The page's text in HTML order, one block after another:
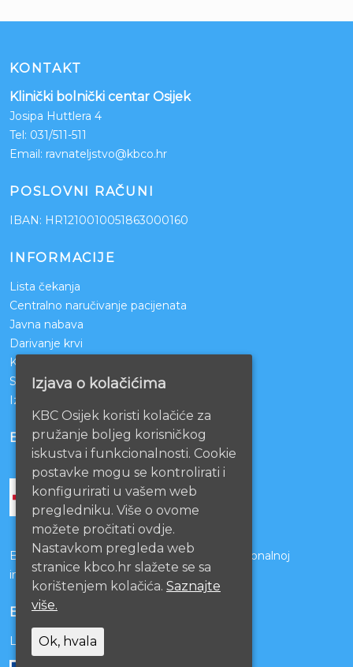
KONTAKT
Klinički bolnički centar Osijek
Josipa Huttlera 4
Tel: 031/511-511
Email: ravnateljstvo@kbco.hr
POSLOVNI RAČUNI
IBAN: HR1210010051863000160
INFORMACIJE
Lista čekanja
Centralno naručivanje pacijenata
Javna nabava
Darivanje krvi
KBCO Webmail
Sestrinstvo KBC Osijek
Izjava o pristupačnosti mrežnih stranica
BOLNICE PARTNERI
Bolnice s kojima je potpisan ugovor o funkcionalnoj
integraciji
EU PROJEKTI
Lista projekata
Izjava o kolačićima
KBC Osijek koristi kolačiće za
pružanje boljeg korisničkog
iskustva i funkcionalnosti. Cookie
postavke mogu se kontrolirati i
konfigurirati u vašem web
pregledniku. Više o ovome
možete pročitati ovdje.
Nastavkom pregleda web
stranice kbco.hr slažete se sa
korištenjem kolačića. Saznajte
više.
Ok, hvala